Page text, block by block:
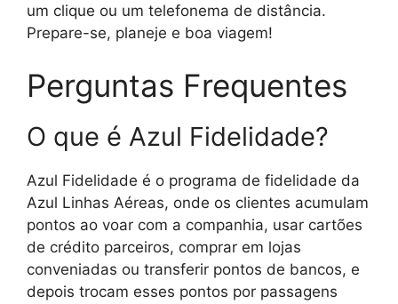
um clique ou um telefonema de distância.
Prepare-se, planeje e boa viagem!
Perguntas Frequentes
O que é Azul Fidelidade?
Azul Fidelidade é o programa de fidelidade da
Azul Linhas Aéreas, onde os clientes acumulam
pontos ao voar com a companhia, usar cartões
de crédito parceiros, comprar em lojas
conveniadas ou transferir pontos de bancos, e
depois trocam esses pontos por passagens